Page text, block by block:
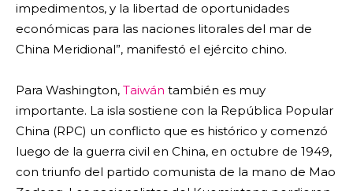
impedimentos, y la libertad de oportunidades
económicas para las naciones litorales del mar de
China Meridional”, manifestó el ejército chino.
Para Washington, Taiwán también es muy
importante. La isla sostiene con la República Popular
China (RPC) un conflicto que es histórico y comenzó
luego de la guerra civil en China, en octubre de 1949,
con triunfo del partido comunista de la mano de Mao